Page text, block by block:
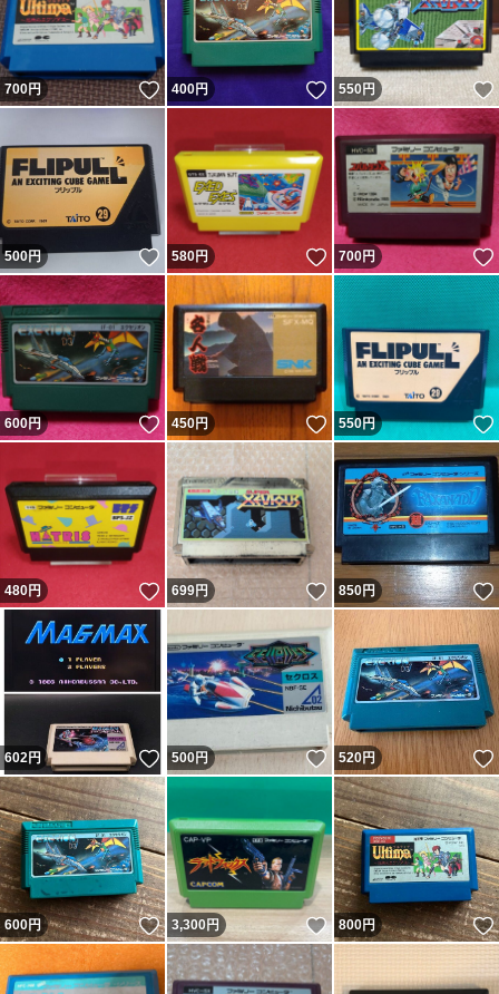
700円 いいね！
400円 いいね！
550円
500円 いいね！
580円 いいね！
700円
600円 いいね！
450円 いいね！
550円
480円 いいね！
699円 いいね！
850円
602円 いいね！
500円 いいね！
520円
600円 いいね！
3,300円 いいね！
800円